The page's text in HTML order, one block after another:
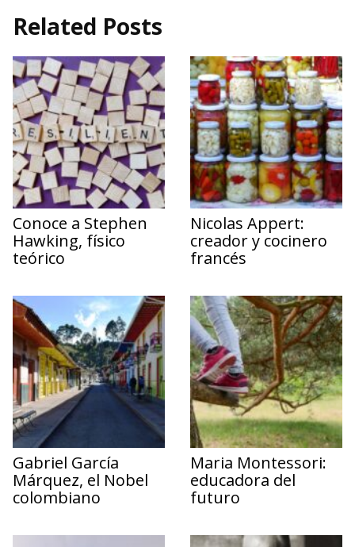
Related Posts
Conoce a Stephen
Hawking, físico
teórico
Nicolas Appert:
creador y cocinero
francés
Gabriel García
Márquez, el Nobel
colombiano
Maria Montessori:
educadora del
futuro